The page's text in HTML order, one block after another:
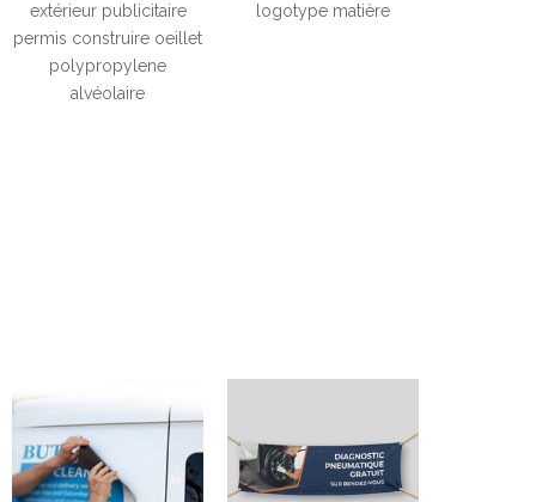
extérieur publicitaire
permis construire oeillet
polypropylene
alvéolaire
logotype matière